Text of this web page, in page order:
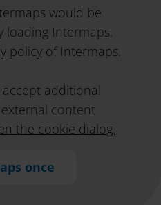
would be
loading Intermaps,
policy of Intermaps.
additional
content
the cookie dialog.
once